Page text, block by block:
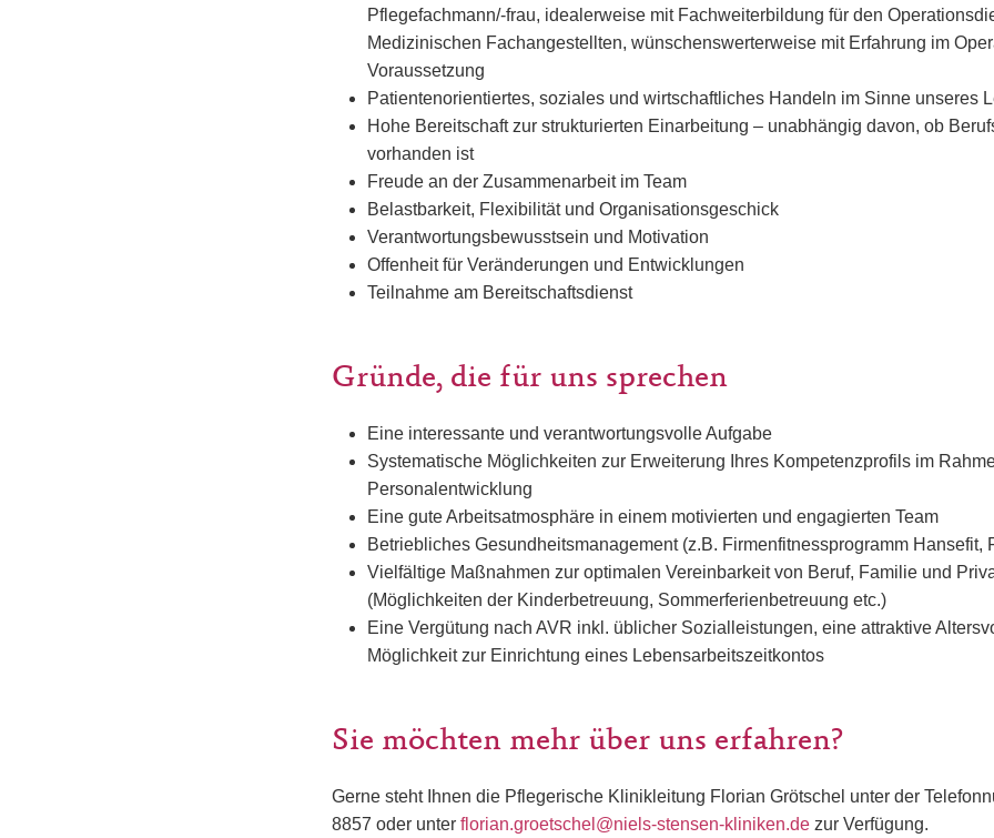
Pflegefachmann/-frau, idealerweise mit Fachweiterbildung für den
Medizinischen Fachangestellten, wünschenswerterweise mit Erfahrung im
Voraussetzung
Patientenorientiertes, soziales und wirtschaftliches Handeln im Sinne unseres
Hohe Bereitschaft zur strukturierten Einarbeitung – unabhängig davon, ob
vorhanden ist
Freude an der Zusammenarbeit im Team
Belastbarkeit, Flexibilität und Organisationsgeschick
Verantwortungsbewusstsein und Motivation
Offenheit für Veränderungen und Entwicklungen
Teilnahme am Bereitschaftsdienst
Gründe, die für uns sprechen
Eine interessante und verantwortungsvolle Aufgabe
Systematische Möglichkeiten zur Erweiterung Ihres Kompetenzprofils im
Personalentwicklung
Eine gute Arbeitsatmosphäre in einem motivierten und engagierten Team
Betriebliches Gesundheitsmanagement (z.B. Firmenfitnessprogramm Hansefit,
Vielfältige Maßnahmen zur optimalen Vereinbarkeit von Beruf, Familie und
(Möglichkeiten der Kinderbetreuung, Sommerferienbetreuung etc.)
Eine Vergütung nach AVR inkl. üblicher Sozialleistungen, eine attraktive
Möglichkeit zur Einrichtung eines Lebensarbeitszeitkontos
Sie möchten mehr über uns erfahren?
Gerne steht Ihnen die Pflegerische Klinikleitung Florian Grötschel unter der
8857 oder unter florian.groetschel@niels-stensen-kliniken.de zur Verfügung.